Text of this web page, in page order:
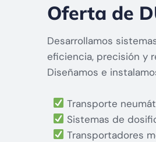
Oferta de
Desarrollamos
eficiencia, precisión y
Diseñamos e
Transporte
Sistemas de
Transportadores